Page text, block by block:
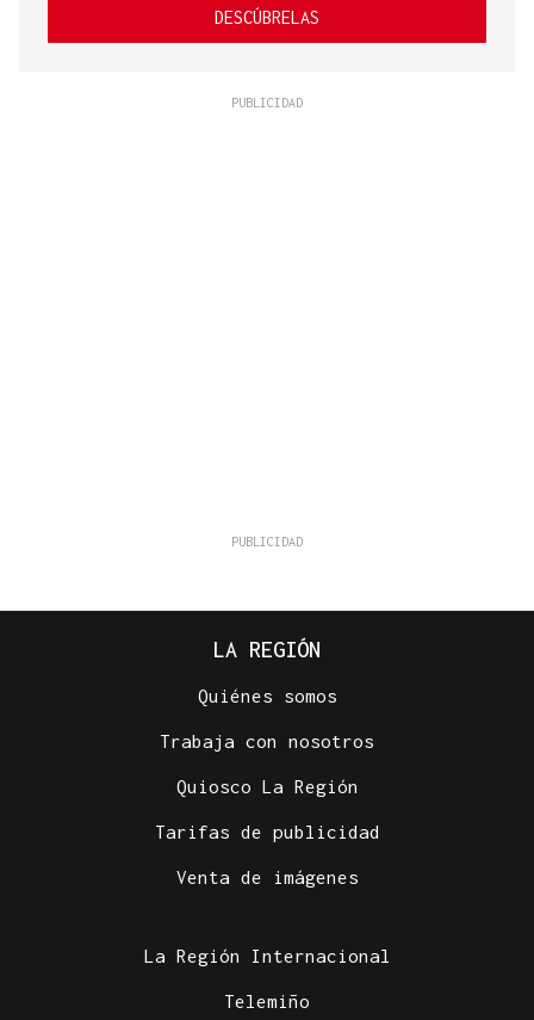
DESCÚBRELAS
LA REGIÓN
Quiénes somos
Trabaja con nosotros
Quiosco La Región
Tarifas de publicidad
Venta de imágenes
La Región Internacional
Telemiño